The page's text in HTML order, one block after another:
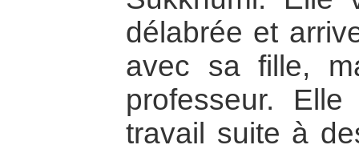
délabrée et
avec sa fille,
professeur.
travail suite à